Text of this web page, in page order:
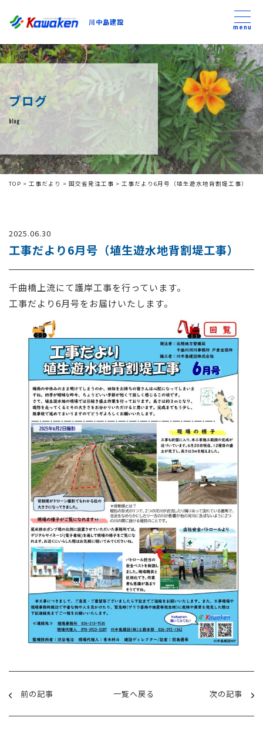
川中島建設
川中島建設
トップ
トピックス
事業内容
私たちについて
コンテンツ
採用情報
menu
ブログ
blog
TOP > 工事だより > 国交省発注工事 > 工事だより6月号（埴生遊水地背割堤工事）
2025.06.30
工事だより6月号（埴生遊水地背割堤工事）
千曲橋上流にて護岸工事を行っています。
工事だより6月号をお届けいたします。
前の記事 一覧へ戻る 次の記事